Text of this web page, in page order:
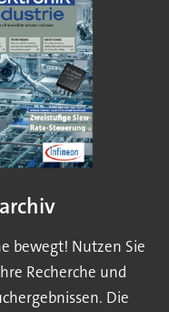
bewegt! Nutzen Sie
Recherche und
Die